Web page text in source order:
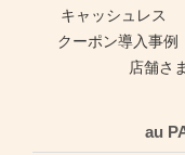
キャッシュレス
クーポン導入事例
店舗さ
au